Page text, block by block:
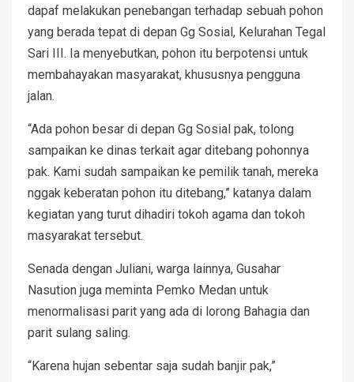
dapaf melakukan penebangan terhadap sebuah pohon
yang berada tepat di depan Gg Sosial, Kelurahan Tegal
Sari III. Ia menyebutkan, pohon itu berpotensi untuk
membahayakan masyarakat, khususnya pengguna
jalan.
“Ada pohon besar di depan Gg Sosial pak, tolong
sampaikan ke dinas terkait agar ditebang pohonnya
pak. Kami sudah sampaikan ke pemilik tanah, mereka
nggak keberatan pohon itu ditebang,” katanya dalam
kegiatan yang turut dihadiri tokoh agama dan tokoh
masyarakat tersebut.
Senada dengan Juliani, warga lainnya, Gusahar
Nasution juga meminta Pemko Medan untuk
menormalisasi parit yang ada di lorong Bahagia dan
parit sulang saling.
“Karena hujan sebentar saja sudah banjir pak,”